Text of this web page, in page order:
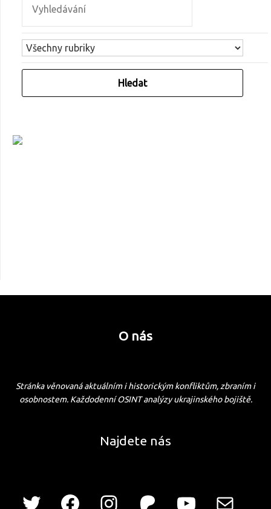
O nás
Stránka věnovaná aktuálním i historickým konfliktům, zbraním i
osobnostem. Každodenní OSINT analýzy ukrajinského bojiště.
Najdete nás